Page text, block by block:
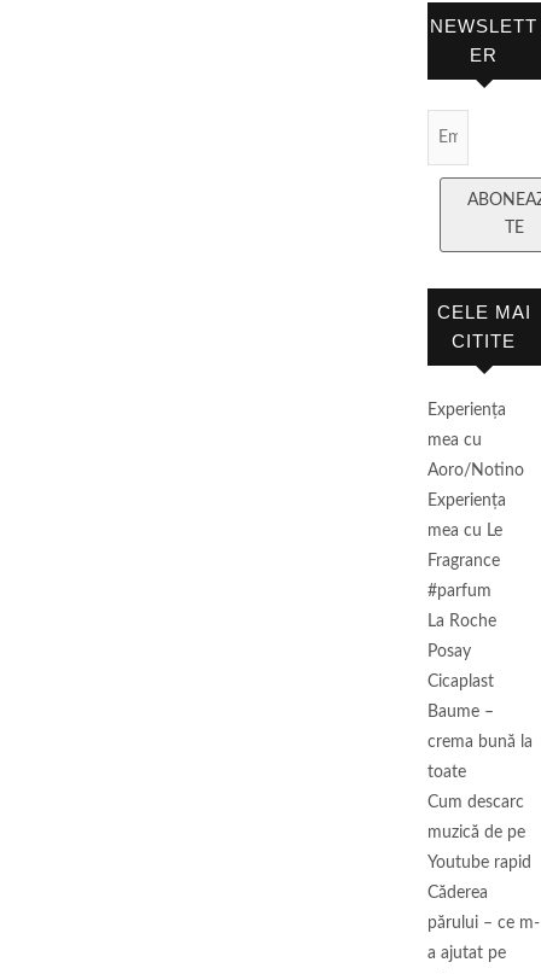
NEWSLETT
ER
TE
CELE MAI
CITITE
Experienţa
mea cu
Aoro/Notino
Experienţa
mea cu Le
Fragrance
#parfum
La Roche
Posay
Cicaplast
Baume –
crema bună la
toate
Cum descarc
muzică de pe
Youtube rapid
Căderea
părului – ce m-
a ajutat pe